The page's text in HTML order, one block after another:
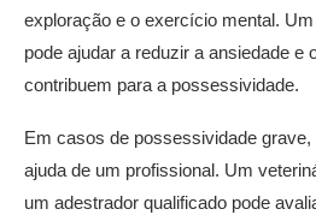
exploração e o exercício mental.
pode ajudar a reduzir a ansiedade e
contribuem para a possessividade.
Em casos de possessividade
ajuda de um profissional. Um
um adestrador qualificado pode